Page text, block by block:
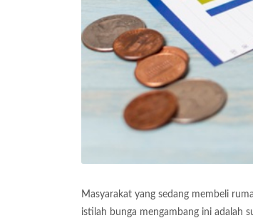
Masyarakat yang sedang membeli
istilah bunga mengambang ini adalah